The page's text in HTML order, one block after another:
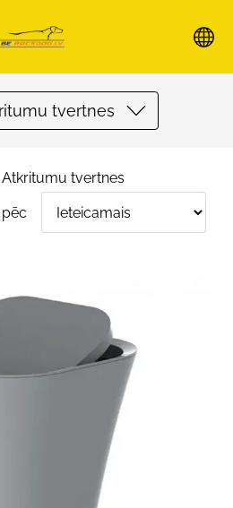
tvertnes
Atkritumu tvertnes